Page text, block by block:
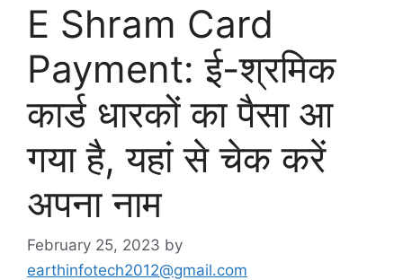
E Shram Card
Payment: ई-श्रमिक
कार्ड धारकों का पैसा आ
गया है, यहां से चेक करें
अपना नाम
February 25, 2023 by
earthinfotech2012@gmail.com